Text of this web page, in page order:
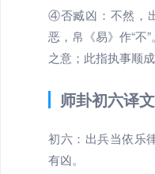
④否臧凶：不然，
恶，帛《易》作“不
之意；此指执事顺成
师卦初六译文
初六：出兵当依乐
有凶。